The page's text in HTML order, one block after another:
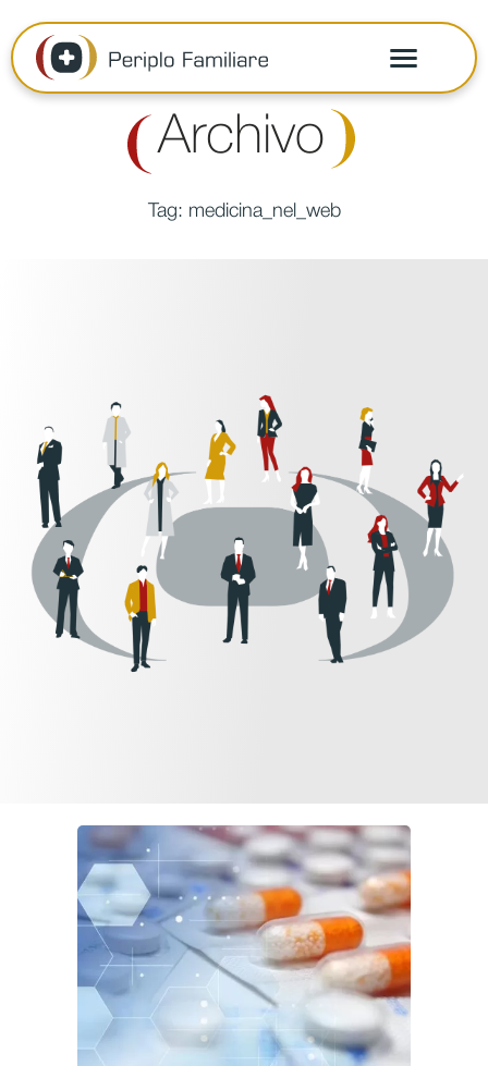
Archivo
Tag: medicina_nel_web